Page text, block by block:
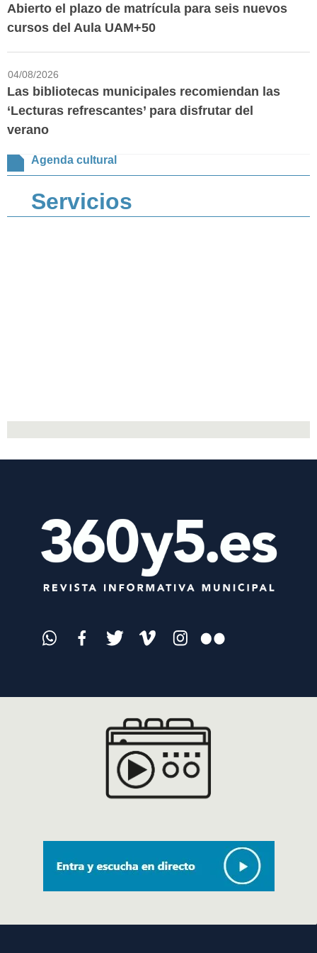
Abierto el plazo de matrícula para seis nuevos
cursos del Aula UAM+50
04/08/2026
Las bibliotecas municipales recomiendan las
‘Lecturas refrescantes’ para disfrutar del
verano
Agenda cultural
Servicios